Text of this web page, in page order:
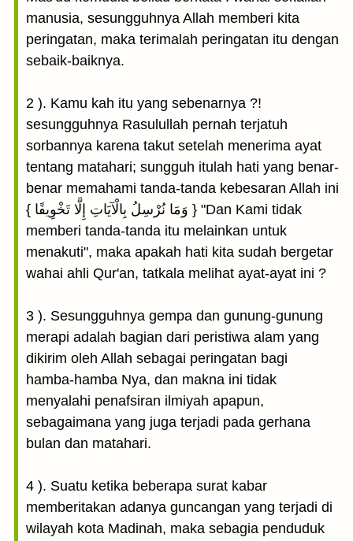
manusia, sesungguhnya Allah memberi kita
peringatan, maka terimalah peringatan itu dengan
sebaik-baiknya.
2 ). Kamu kah itu yang sebenarnya ?!
sesungguhnya Rasulullah pernah terjatuh
sorbannya karena takut setelah menerima ayat
tentang matahari; sungguh itulah hati yang benar-
benar memahami tanda-tanda kebesaran Allah ini
{ وَمَا نُرْسِلُ بِالْآيَاتِ إِلَّا تَخْوِيفًا } "Dan Kami tidak
memberi tanda-tanda itu melainkan untuk
menakuti", maka apakah hati kita sudah bergetar
wahai ahli Qur'an, tatkala melihat ayat-ayat ini ?
3 ). Sesungguhnya gempa dan gunung-gunung
merapi adalah bagian dari peristiwa alam yang
dikirim oleh Allah sebagai peringatan bagi
hamba-hamba Nya, dan makna ini tidak
menyalahi penafsiran ilmiyah apapun,
sebagaimana yang juga terjadi pada gerhana
bulan dan matahari.
4 ). Suatu ketika beberapa surat kabar
memberitakan adanya guncangan yang terjadi di
wilayah kota Madinah, maka sebagia penduduk